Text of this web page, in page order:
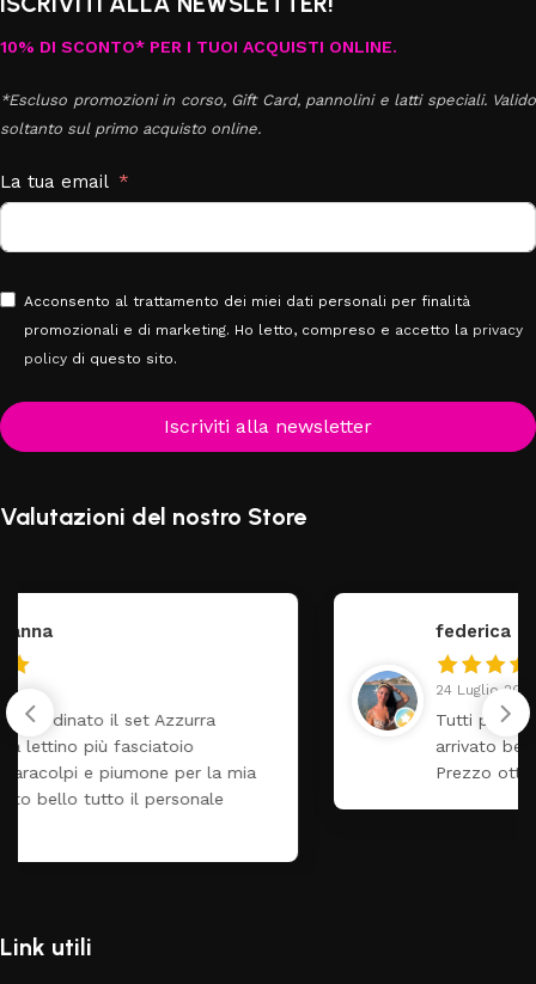
10% DI SCONTO* PER I TUOI ACQUISTI ONLINE.
*Escluso promozioni in corso, Gift Card, pannolini e latti speciali. Valido
soltanto sul primo acquisto online.
La tua email
Acconsento al trattamento dei miei dati personali per finalità
promozionali e di marketing. Ho letto, compreso e accetto la privacy
policy di questo sito.
Iscriviti alla newsletter
Valutazioni del nostro Store
Tutti perfetto! Ho ordinato un lettino che é
arrivato ben imballato dopo pochi giorni.
Prezzo ottimi rispetto la concorrenza
Link utili